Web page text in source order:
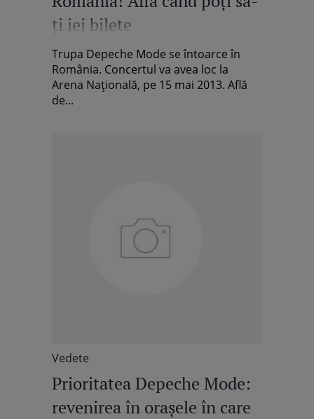
ţi iei bilete
Trupa Depeche Mode se întoarce în
România. Concertul va avea loc la
Arena Naţională, pe 15 mai 2013. Află
de...
Vedete
Prioritatea Depeche Mode:
revenirea în oraşele în care